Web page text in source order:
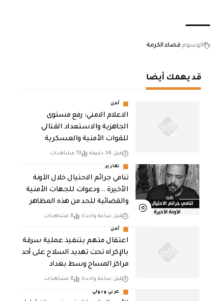
الوسوم قضاء الكرمة
قد يهمك أيضا
أمن
الاعلام الامني: رفع مستوى
الجاهزية والاستعداد القتالي
للقوات الأمنية والعسكرية
قبل 34 دقيقة 19 مشاهدات
تقارير
تنامي جرائم الاحتيال خلال الآونة
الأخيرة .. ودعوات للجهات الأمنية
والقضائية للحد من هذه المظاهر
قبل ساعة واحدة 8 مشاهدات
أمن
اعتقال متهم بتنفيذ عملية سرقة
بالإكراه تحت تهديد السلاح على أحد
مراكز المساج وسط بغداد
قبل ساعة واحدة 8 مشاهدات
عربي ودولي